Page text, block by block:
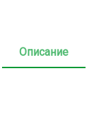
Описание